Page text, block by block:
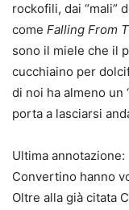
rockofili, dai “mali”
come Falling From
sono il miele che il
cucchiaino per
di noi ha almeno un
porta a lasciarsi
Ultima
Convertino hanno
Oltre alla già citata